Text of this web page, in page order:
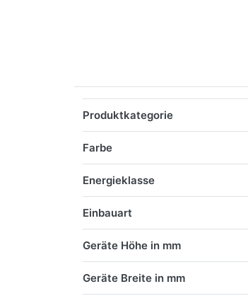
Produktkategorie
Farbe
Energieklasse
Einbauart
Geräte Höhe in mm
Geräte Breite in mm